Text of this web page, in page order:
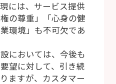
には、サービス提供
の尊重」「心身の健
環境」も不可欠であ
においては、今後も
望に対して、引き続
ますが、カスタマー